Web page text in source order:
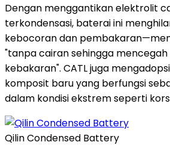
Dengan menggantikan elektrolit
terkondensasi, baterai ini
kebocoran dan
"tanpa cairan sehingga
kebakaran". CATL juga
komposit baru yang berfungsi
dalam kondisi ekstrem seperti
Qilin Condensed Battery